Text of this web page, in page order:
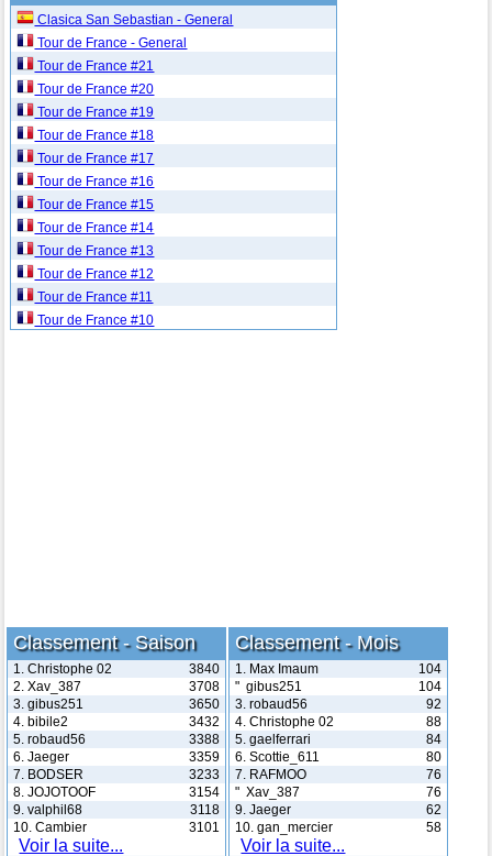
Clasica San Sebastian - General
Tour de France - General
Tour de France #21
Tour de France #20
Tour de France #19
Tour de France #18
Tour de France #17
Tour de France #16
Tour de France #15
Tour de France #14
Tour de France #13
Tour de France #12
Tour de France #11
Tour de France #10
Classement - Saison
1. Christophe 02
3840
2. Xav_387
3708
3. gibus251
3650
4. bibile2
3432
5. robaud56
3388
6. Jaeger
3359
7. BODSER
3233
8. JOJOTOOF
3154
9. valphil68
3118
10. Cambier
3101
Voir la suite...
Classement - Mois
1. Max Imaum
104
" gibus251
104
3. robaud56
92
4. Christophe 02
88
5. gaelferrari
84
6. Scottie_611
80
7. RAFMOO
76
" Xav_387
76
9. Jaeger
62
10. gan_mercier
58
Voir la suite...